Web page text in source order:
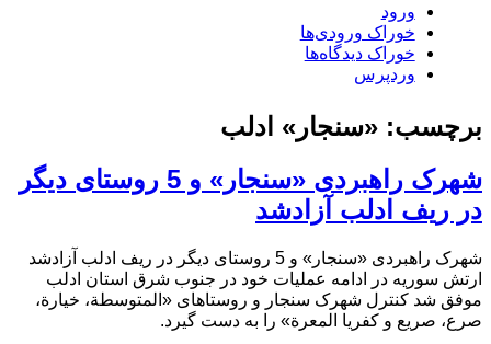
ورود
خوراک ورودی‌ها
خوراک دیدگاه‌ها
وردپرس
برچسب: «سنجار» ادلب
شهرک راهبردی «سنجار» و 5 روستای دیگر
در ریف ادلب آزادشد
شهرک راهبردی «سنجار» و 5 روستای دیگر در ریف ادلب آزادشد
ارتش سوریه در ادامه عملیات خود در جنوب شرق استان ادلب
موفق شد کنترل شهرک سنجار و روستاهای «المتوسطة، خيارة،
صرع، صریع و كفريا المعرة» را به دست گیرد.